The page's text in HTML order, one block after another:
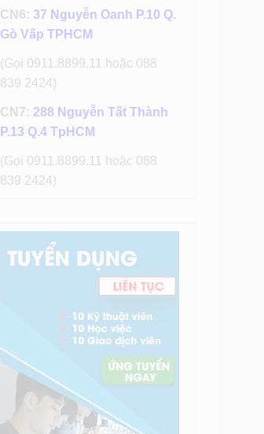
CN6: 37 Nguyễn Oanh P.10 Q.
Gò Vấp TPHCM
(Gọi 0911.8899.11 hoặc 088
839 2424)
CN7: 288 Nguyễn Tất Thành
P.13 Q.4 TpHCM
(Gọi 0911.8899.11 hoặc 088
839 2424)